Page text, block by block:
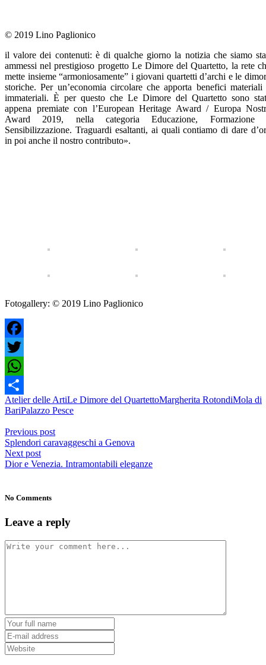
© 2019 Lino Paglionico
il valore dei contenuti: è di qualche giorno la notizia che siamo
ammessi nel prestigioso progetto Le Dimore del Quartetto, la rete
mette insieme “armoniosamente” i giovani quartetti d’archi e le
storiche. Per un’economia circolare che apporta benefici materiali
immateriali. È per questo che Le Dimore del Quartetto sono
appena premiate con l’European Heritage Award / Europa
Award 2019, nella categoria Educazione, Formazione
Sensibilizzazione. Traguardi esaltanti, ai quali contiamo di dare
in poi anche il nostro contributo».
Fotogallery: © 2019 Lino Paglionico
Facebook
Twitter
WhatsApp
Share
Atelier delle ArtiLe Dimore del QuartettoMargherita RotondiMola di
BariPalazzo Pesce
Previous post
Splendori caravaggeschi a Genova
Next post
Dior e Venezia. Intramontabili eleganze
No Comments
Leave a reply